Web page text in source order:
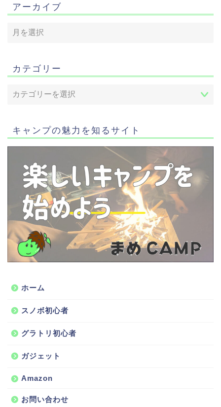
アーカイブ
カテゴリー
キャンプの魅力を知るサイト
ホーム
スノボ初心者
グラトリ初心者
ガジェット
Amazon
お問い合わせ